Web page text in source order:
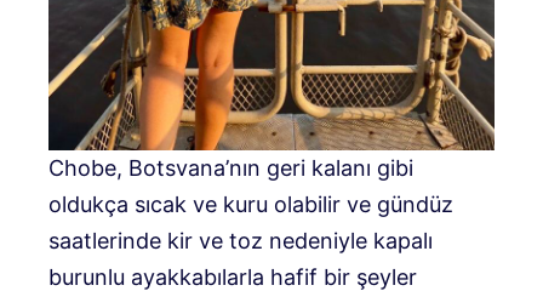
Chobe, Botsvana’nın geri kalanı gibi
oldukça sıcak ve kuru olabilir ve gündüz
saatlerinde kir ve toz nedeniyle kapalı
burunlu ayakkabılarla hafif bir şeyler